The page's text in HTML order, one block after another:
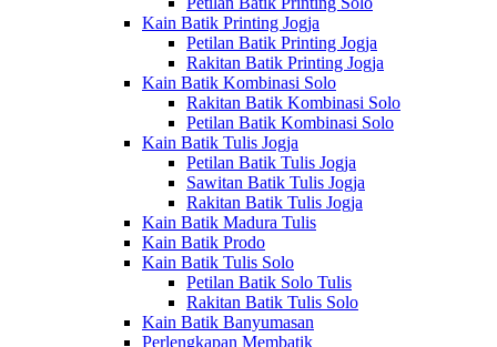
Kain Batik Printing Jogja
Petilan Batik Printing Jogja
Rakitan Batik Printing Jogja
Kain Batik Kombinasi Solo
Rakitan Batik Kombinasi Solo
Petilan Batik Kombinasi Solo
Kain Batik Tulis Jogja
Petilan Batik Tulis Jogja
Sawitan Batik Tulis Jogja
Rakitan Batik Tulis Jogja
Kain Batik Madura Tulis
Kain Batik Prodo
Kain Batik Tulis Solo
Petilan Batik Solo Tulis
Rakitan Batik Tulis Solo
Kain Batik Banyumasan
Perlengkapan Membatik